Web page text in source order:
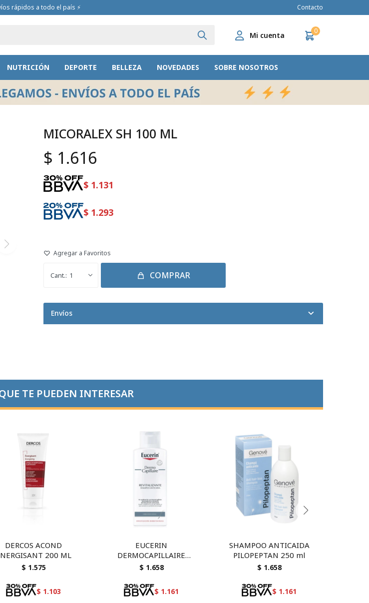
NUTRICIÓN DEPORTE BELLEZA NOVEDADES SOBRE NOSOTROS
0
rápidos a todo el país ⚡ Contacto
MICORALEX SH 100 ML
$ 1.616
$ 1.131
$ 1.293
1 COMPRAR
Envíos
TE PUEDEN INTERESAR
DERCOS ACOND
200 ML
$ 1.575
$ 1.103
EUCERIN
DERMOCAPILLAIRE
SHAMPOO ANTICAIDA 250
$ 1.658
$ 1.161
SHAMPOO ANTICAIDA
PILOPEPTAN 250 ml
$ 1.658
$ 1.161